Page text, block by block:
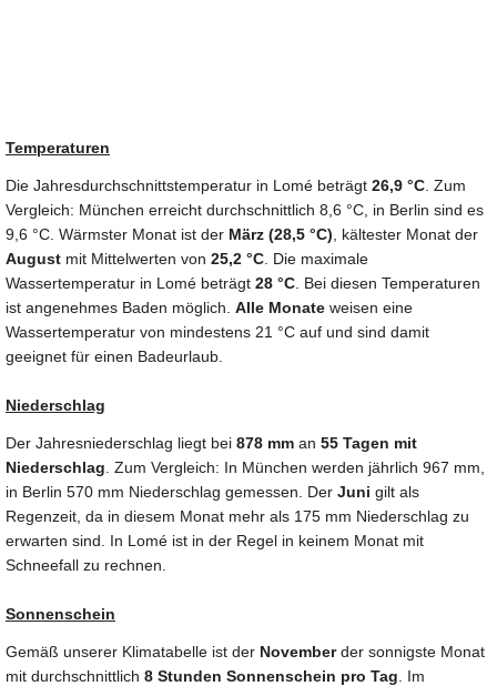
Temperaturen
Die Jahresdurchschnittstemperatur in Lomé beträgt 26,9 °C . Zum
Vergleich: München erreicht durchschnittlich 8,6 °C, in Berlin sind es
9,6 °C. Wärmster Monat ist der März (28,5 °C) , kältester Monat der
August mit Mittelwerten von 25,2 °C . Die maximale
Wassertemperatur in Lomé beträgt 28 °C . Bei diesen Temperaturen
ist angenehmes Baden möglich. Alle Monate weisen eine
Wassertemperatur von mindestens 21 °C auf und sind damit
geeignet für einen Badeurlaub.
Niederschlag
Der Jahresniederschlag liegt bei 878 mm an 55 Tagen mit
Niederschlag . Zum Vergleich: In München werden jährlich 967 mm,
in Berlin 570 mm Niederschlag gemessen. Der Juni gilt als
Regenzeit, da in diesem Monat mehr als 175 mm Niederschlag zu
erwarten sind. In Lomé ist in der Regel in keinem Monat mit
Schneefall zu rechnen.
Sonnenschein
Gemäß unserer Klimatabelle ist der Novemberder sonnigste Monat
mit durchschnittlich 8 Stunden Sonnenschein pro Tag . Im